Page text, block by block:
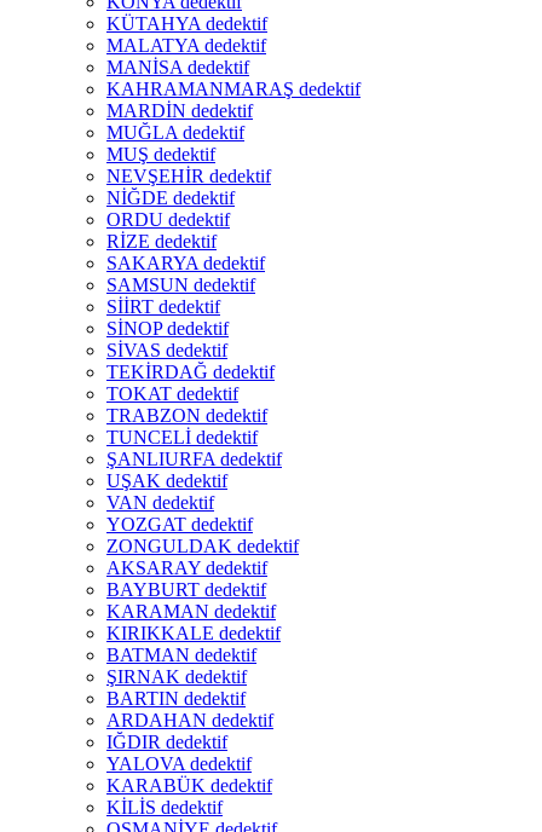
KÜTAHYA dedektif
MALATYA dedektif
MANİSA dedektif
KAHRAMANMARAŞ dedektif
MARDİN dedektif
MUĞLA dedektif
MUŞ dedektif
NEVŞEHİR dedektif
NİĞDE dedektif
ORDU dedektif
RİZE dedektif
SAKARYA dedektif
SAMSUN dedektif
SİİRT dedektif
SİNOP dedektif
SİVAS dedektif
TEKİRDAĞ dedektif
TOKAT dedektif
TRABZON dedektif
TUNCELİ dedektif
ŞANLIURFA dedektif
UŞAK dedektif
VAN dedektif
YOZGAT dedektif
ZONGULDAK dedektif
AKSARAY dedektif
BAYBURT dedektif
KARAMAN dedektif
KIRIKKALE dedektif
BATMAN dedektif
ŞIRNAK dedektif
BARTIN dedektif
ARDAHAN dedektif
IĞDIR dedektif
YALOVA dedektif
KARABÜK dedektif
KİLİS dedektif